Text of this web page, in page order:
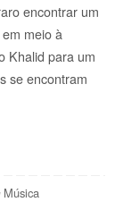
encontrar um
em meio à
Khalid para um
se encontram
Música